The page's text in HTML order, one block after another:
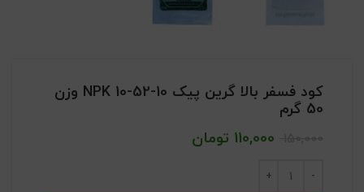
کود فسفر بالا گرین پیک NPK 10-52-10 وزن
50 گرم
110,000 تومان